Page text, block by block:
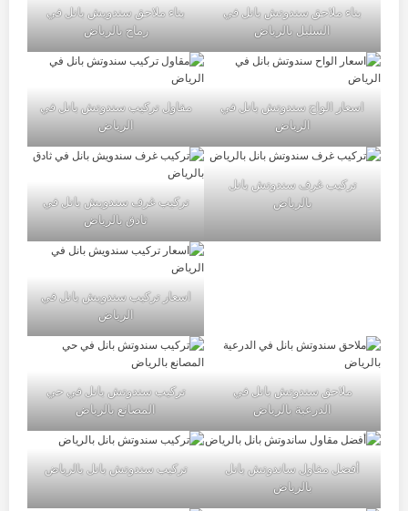
بناء ملاحق سندوتش بانل في
السليل بالرياض
بناء ملاحق سندويش بانل في
رماح بالرياض
اسعار الواح سندوتش بانل في
الرياض
مقاول تركيب سندوتش بانل في
الرياض
تركيب غرف سندوتش بانل
بالرياض
تركيب غرف سندويش بانل في
ثادق بالرياض
اسعار تركيب سندويش بانل في
الرياض
ملاحق سندوتش بانل في
الدرعية بالرياض
تركيب سندوتش بانل في حي
المصانع بالرياض
أفضل مقاول ساندوتش بانل
بالرياض
تركيب سندوتش بانل بالرياض